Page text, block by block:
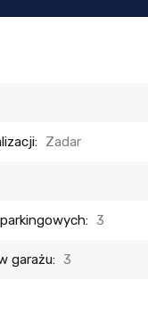
Zadar
3
garażu: 3